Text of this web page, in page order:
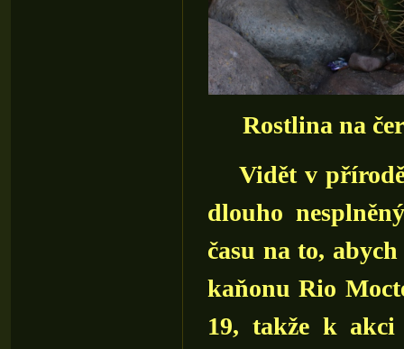
Rostlina na
Vidět v přírodě
dlouho
času na to,
kaňonu Rio
19, takže k